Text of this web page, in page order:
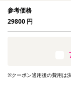
参考価格
29800 円
※クーポン適用後の費用は